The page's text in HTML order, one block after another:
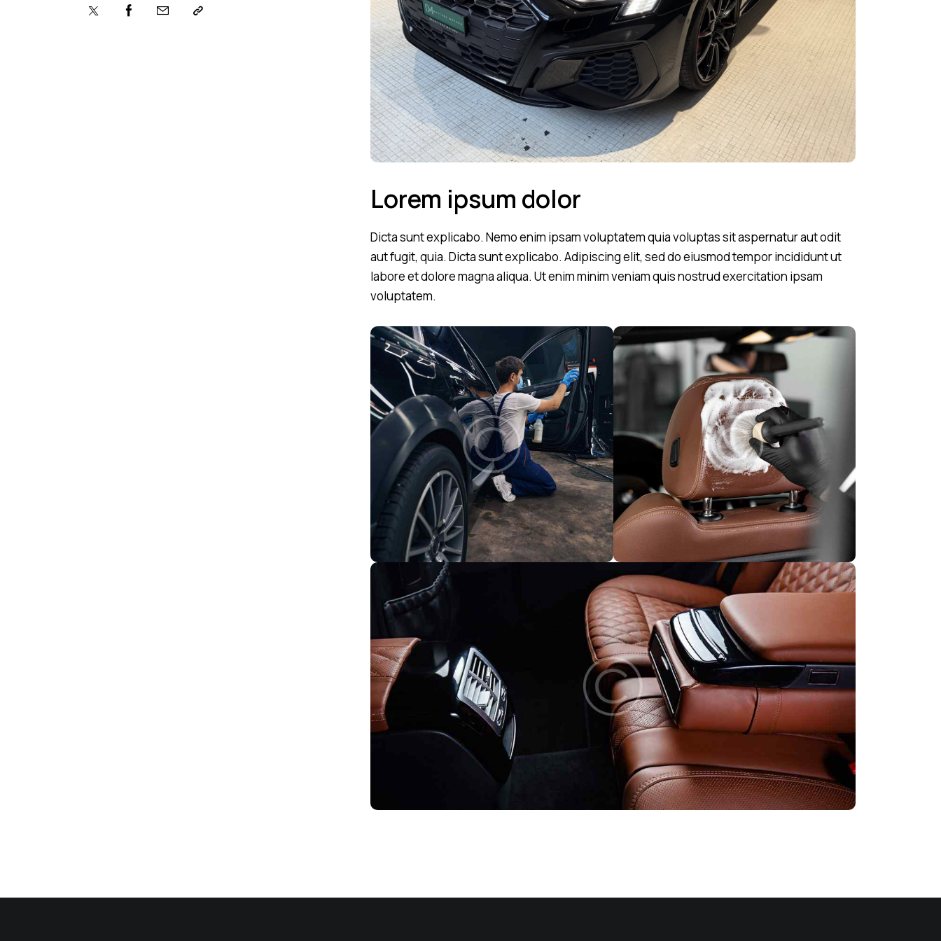
Lorem ipsum dolor
Dicta sunt explicabo. Nemo enim ipsam voluptatem quia voluptas sit aspernatur aut odit
aut fugit, quia. Dicta sunt explicabo. Adipiscing elit, sed do eiusmod tempor incididunt ut
labore et dolore magna aliqua. Ut enim minim veniam quis nostrud exercitation ipsam
voluptatem.